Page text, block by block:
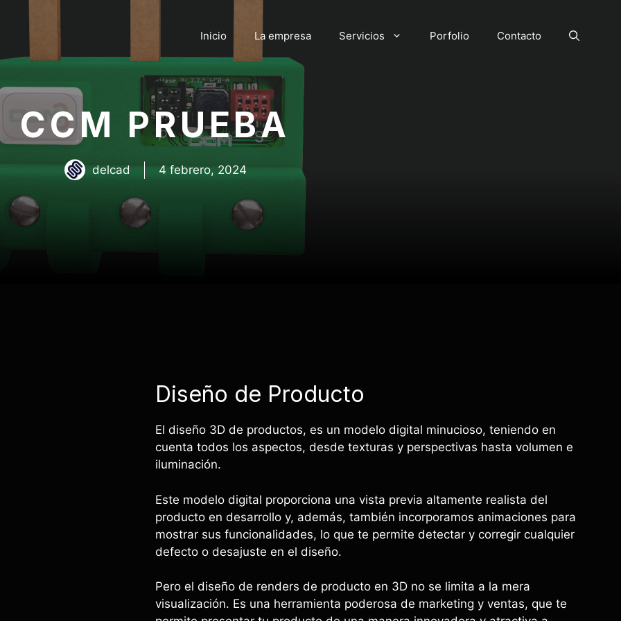
Inicio La empresa Servicios Porfolio Contacto
CCM PRUEBA
delcad 4 febrero, 2024
Diseño de Producto
El diseño 3D de productos, es un modelo digital minucioso, teniendo en
cuenta todos los aspectos, desde texturas y perspectivas hasta volumen e
iluminación.
Este modelo digital proporciona una vista previa altamente realista del
producto en desarrollo y, además, también incorporamos animaciones para
mostrar sus funcionalidades, lo que te permite detectar y corregir cualquier
defecto o desajuste en el diseño.
Pero el diseño de renders de producto en 3D no se limita a la mera
visualización. Es una herramienta poderosa de marketing y ventas, que te